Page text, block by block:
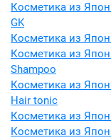
Косметика из
GK
Косметика из
Косметика из
Shampoo
Косметика из
Hair tonic
Косметика из
Косметика из